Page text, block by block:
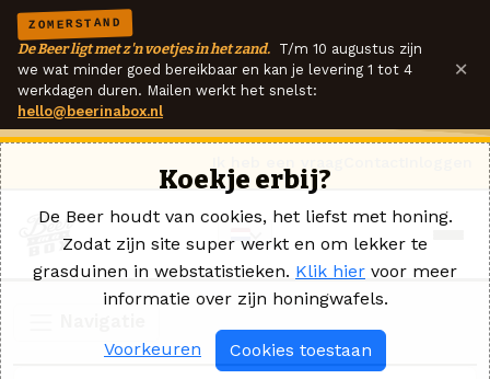
ZOMERSTAND
De Beer ligt met z'n voetjes in het zand. T/m 10 augustus zijn
we wat minder goed bereikbaar en kan je levering 1 tot 4
werkdagen duren. Mailen werkt het snelst:
hello@beerinabox.nl
×
Koekje erbij?
De Beer houdt van cookies, het liefst met honing.
Zodat zijn site super werkt en om lekker te
grasduinen in webstatistieken. Klik hier voor meer
informatie over zijn honingwafels.
Voorkeuren Cookies toestaan